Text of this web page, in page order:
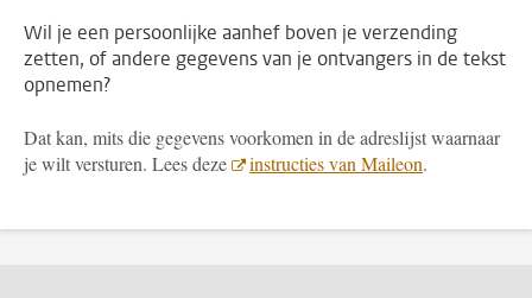
Wil je een persoonlijke aanhef boven je verzending
zetten, of andere gegevens van je ontvangers in de tekst
opnemen?
Dat kan, mits die gegevens voorkomen in de adreslijst waarnaar
je wilt versturen. Lees deze
instructies van Maileon.